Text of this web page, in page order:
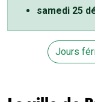
samedi 25
Jours